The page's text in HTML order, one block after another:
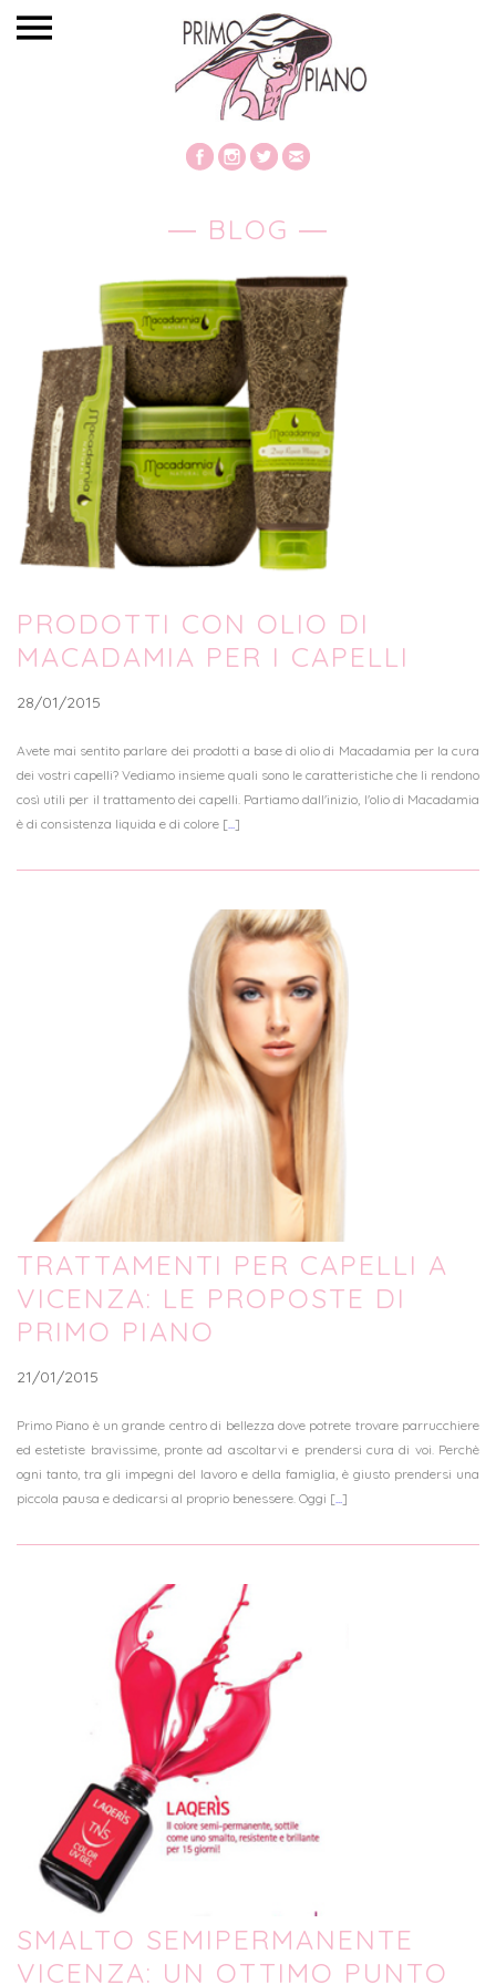
― BLOG ―
PRODOTTI CON OLIO DI
MACADAMIA PER I CAPELLI
28/01/2015
Avete mai sentito parlare dei prodotti a base di olio di Macadamia per la cura
dei vostri capelli? Vediamo insieme quali sono le caratteristiche che li rendono
così utili per il trattamento dei capelli. Partiamo dall'inizio, l'olio di Macadamia
è di consistenza liquida e di colore [...]
TRATTAMENTI PER CAPELLI A
VICENZA: LE PROPOSTE DI
PRIMO PIANO
21/01/2015
Primo Piano è un grande centro di bellezza dove potrete trovare parrucchiere
ed estetiste bravissime, pronte ad ascoltarvi e prendersi cura di voi. Perchè
ogni tanto, tra gli impegni del lavoro e della famiglia, è giusto prendersi una
piccola pausa e dedicarsi al proprio benessere. Oggi [...]
SMALTO SEMIPERMANENTE
VICENZA: UN OTTIMO PUNTO